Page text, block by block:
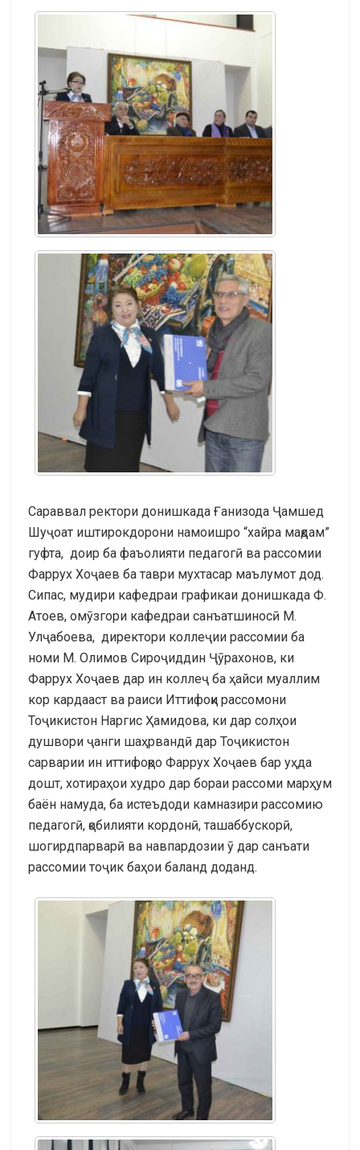
Сараввал ректори донишкада Ғанизода Ҷамшед
Шуҷоат иштирокдорони намоишро “хайра мақдам”
гуфта, доир ба фаъолияти педагогӣ ва рассомии
Фаррух Хоҷаев ба таври мухтасар маълумот дод.
Сипас, мудири кафедраи графикаи донишкада Ф.
Атоев, омӯзгори кафедраи санъатшиносӣ М.
Улҷабоева, директори коллеҷии рассомии ба
номи М. Олимов Сироҷиддин Ҷӯрахонов, ки
Фаррух Хоҷаев дар ин коллеҷ ба ҳайси муаллим
кор кардааст ва раиси Иттифоқи рассомони
Тоҷикистон Наргис Ҳамидова, ки дар солҳои
душвори ҷанги шаҳрвандӣ дар Тоҷикистон
сарварии ин иттифоқро Фаррух Хоҷаев бар уҳда
дошт, хотираҳои худро дар бораи рассоми марҳум
баён намуда, ба истеъдоди камназири рассомию
педагогӣ, қобилияти кордонӣ, ташаббускорӣ,
шогирдпарварӣ ва навпардозии ӯ дар санъати
рассомии тоҷик баҳои баланд доданд.